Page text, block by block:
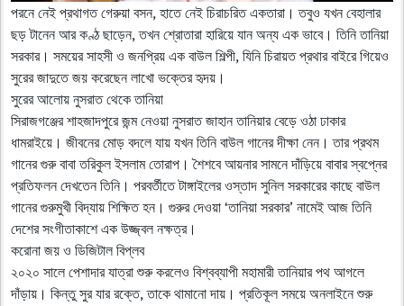
পরনে নেই প্রথাগত গেরুয়া বসন, হাতে নেই চিরাচরিত একতারা। তবুও যখন বেহালার
ছড় টানেন আর কণ্ঠ ছাড়েন, তখন শ্রোতারা হারিয়ে যান অন্য এক ভাবে। তিনি তানিয়া
সরকার। সময়ের সাহসী ও জনপ্রিয় এক বাউল শিল্পী, যিনি চিরায়ত প্রথার বাইরে গিয়েও
সুরের জাদুতে জয় করেছেন লাখো ভক্তের হৃদয়।
​সুরের আলোয় নুসরাত থেকে তানিয়া
​সিরাজগঞ্জের শাহজাদপুরে জন্ম নেওয়া নুসরাত জাহান তানিয়ার বেড়ে ওঠা ঢাকার
ধামরাইয়ে। জীবনের মোড় বদলে যায় যখন তিনি বাউল গানের দীক্ষা নেন। তার প্রথম
গানের গুরু বাবা তরিকুল ইসলাম তোরাপ। শৈশবে আয়নার সামনে দাঁড়িয়ে বাবার স্বপ্নের
প্রতিফলন দেখতেন তিনি। পরবর্তীতে টাঙ্গাইলের ওস্তাদ সুনিল সরকারের কাছে বাউল
গানের গুরুমুখী বিদ্যায় শিক্ষিত হন। গুরুর দেওয়া ‘তানিয়া সরকার’ নামেই আজ তিনি
দেশের সংগীতাকাশে এক উজ্জ্বল নক্ষত্র।
​করোনা জয় ও ডিজিটাল বিপ্লব
​২০২০ সালে পেশাদার যাত্রা শুরু করলেও বিশ্বব্যাপী মহামারী তানিয়ার পথ আগলে
দাঁড়ায়। কিন্তু সুর যার রক্তে, তাকে থামানো দায়। প্রতিকূল সময়ে অনলাইনে শুরু